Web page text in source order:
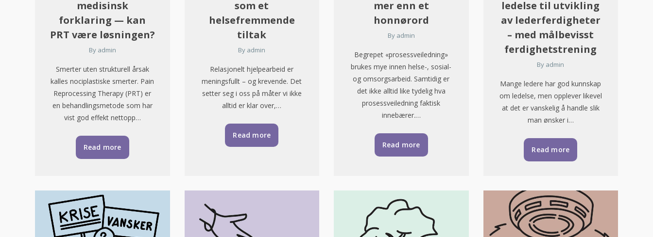
medisinsk
forklaring — kan
PRT være løsningen?
By admin
Smerter uten strukturell årsak
kalles nociplastiske smerter. Pain
Reprocessing Therapy (PRT) er
en behandlingsmetode som har
vist god effekt nettopp…
Read more
som et
helsefremmende
tiltak
By admin
Relasjonelt hjelpearbeid er
meningsfullt – og krevende. Det
setter seg i oss på måter vi ikke
alltid er klar over,…
Read more
mer enn et
honnørord
By admin
Begrepet «prosessveiledning»
brukes mye innen helse-, sosial-
og omsorgsarbeid. Samtidig er
det ikke alltid like tydelig hva
prosessveiledning faktisk
innebærer.…
Read more
ledelse til utvikling
av lederferdigheter
– med målbevisst
ferdighetstrening
By admin
Mange ledere har god kunnskap
om ledelse, men opplever likevel
at det er vanskelig å handle slik
man ønsker i…
Read more